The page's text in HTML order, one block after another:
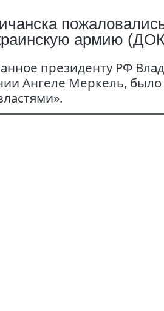
армию
президенту РФ
Ангеле Меркель,